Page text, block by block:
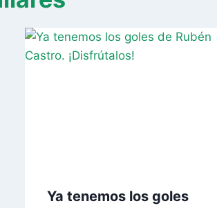
Ya tenemos los goles